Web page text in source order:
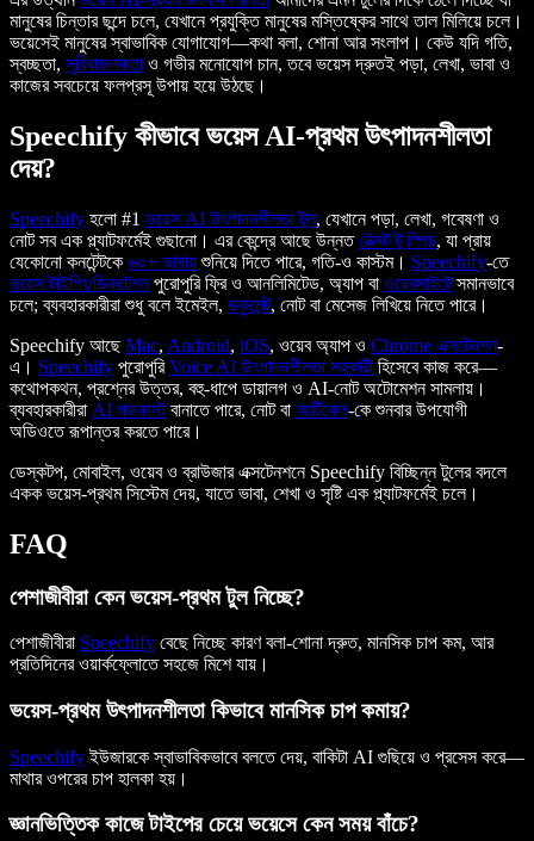
মানুষের চিন্তার ছন্দে চলে, যেখানেপ্রযুক্তি মানুষের মস্তিষ্কের সাথে তাল মিলিয়ে চলে।
ভয়েসেই মানুষের স্বাভাবিক যোগাযোগ—কথা বলা, শোনা আর সংলাপ। কেউ যদি গতি,
স্বচ্ছতা, সুবিধাজনকতা ও গভীর মনোযোগ চান, তবে ভয়েস দ্রুতই পড়া, লেখা, ভাবা ও
কাজের সবচেয়ে ফলপ্রসূ উপায় হয়ে উঠছে।
Speechify কীভাবে ভয়েস AI-প্রথম উৎপাদনশীলতা
দেয়?
Speechify হলো #1 ভয়েস AI উৎপাদনশীলতা টুল, যেখানে পড়া, লেখা, গবেষণা ও
নোট সব এক প্ল্যাটফর্মেই গুছানো। এর কেন্দ্রে আছে উন্নতটেক্সট টু স্পিচ, যা প্রায়
যেকোনো কনটেন্টকে ৬০+ ভাষায়শুনিয়ে দিতে পারে, গতি-ও কাস্টম। Speechify-তে
ভয়েস টাইপিং/ডিকটেশনপুরোপুরি ফ্রি ও আনলিমিটেড, অ্যাপ বা ওয়েবসাইটেসমানভাবে
চলে; ব্যবহারকারীরা শুধু বলে ইমেইল, ডকুমেন্ট, নোট বা মেসেজ লিখিয়ে নিতে পারে।
Speechify আছেMac, Android, iOS, ওয়েব অ্যাপ ও Chrome এক্সটেনশন-
এ। Speechify পুরোপুরিVoice AI উৎপাদনশীলতা সহকারী হিসেবে কাজ করে—
কথোপকথন, প্রশ্নের উত্তর, বহু-ধাপে ডায়ালগ ও AI-নোট অটোমেশন সামলায়।
ব্যবহারকারীরা AI পডকাস্টবানাতে পারে, নোট বা আর্টিকেল-কে শুনবার উপযোগী
অডিওতে রূপান্তর করতে পারে।
ডেস্কটপ, মোবাইল, ওয়েব ও ব্রাউজার এক্সটেনশনে Speechify বিচ্ছিন্ন টুলের বদলে
একক ভয়েস-প্রথম সিস্টেম দেয়, যাতে ভাবা, শেখা ও সৃষ্টি এক প্ল্যাটফর্মেই চলে।
FAQ
পেশাজীবীরা কেন ভয়েস-প্রথম টুল নিচ্ছে?
পেশাজীবীরা Speechify বেছে নিচ্ছে কারণ বলা-শোনা দ্রুত, মানসিক চাপ কম, আর
প্রতিদিনের ওয়ার্কফ্লোতে সহজে মিশে যায়।
ভয়েস-প্রথম উৎপাদনশীলতা কিভাবে মানসিক চাপ কমায়?
Speechifyইউজারকে স্বাভাবিকভাবে বলতে দেয়, বাকিটা AI গুছিয়ে ও প্রসেস করে—
মাথার ওপরের চাপ হালকা হয়।
জ্ঞানভিত্তিক কাজে টাইপের চেয়ে ভয়েসে কেন সময় বাঁচে?